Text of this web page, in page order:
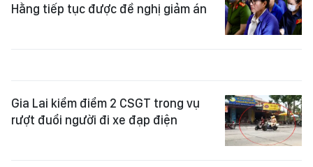
Hằng tiếp tục được đề nghị giảm án
Gia Lai kiểm điểm 2 CSGT trong vụ
rượt đuổi người đi xe đạp điện